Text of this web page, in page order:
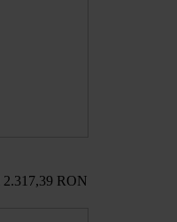
2.317,39 RON